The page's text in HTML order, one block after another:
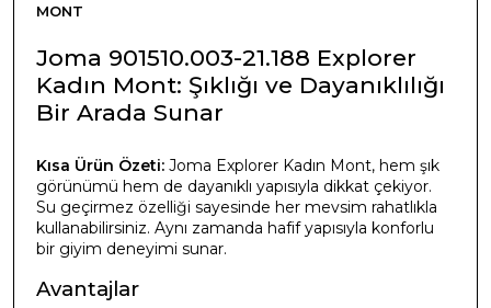
MONT
Joma 901510.003-21.188 Explorer
Kadın Mont: Şıklığı ve Dayanıklılığı
Bir Arada Sunar
Kısa Ürün Özeti: Joma Explorer Kadın Mont, hem şık
görünümü hem de dayanıklı yapısıyla dikkat çekiyor.
Su geçirmez özelliği sayesinde her mevsim rahatlıkla
kullanabilirsiniz. Aynı zamanda hafif yapısıyla konforlu
bir giyim deneyimi sunar.
Avantajlar